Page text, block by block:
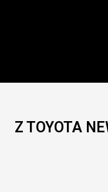
Z TOYOTA